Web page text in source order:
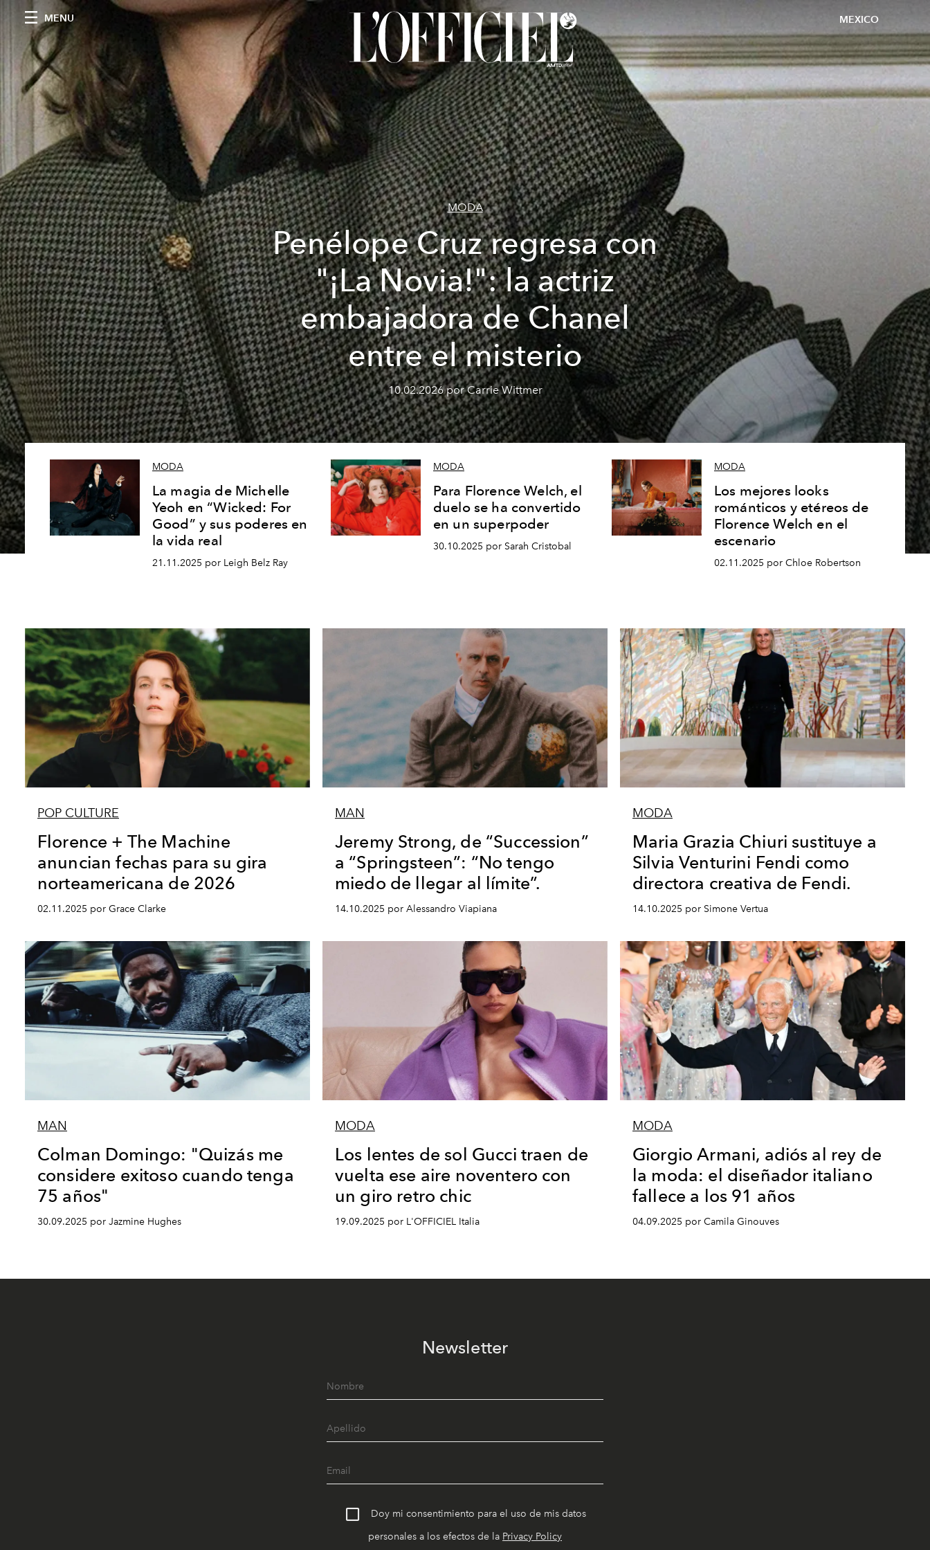
MENU MEXICO
MODA
Penélope Cruz regresa con
"¡La Novia!": la actriz
embajadora de Chanel
entre el misterio
10.02.2026 por Carrie Wittmer
MODA
La magia de Michelle
Yeoh en “Wicked: For
Good” y sus poderes en
la vida real
21.11.2025 por Leigh Belz Ray
MODA
Para Florence Welch, el
duelo se ha convertido
en un superpoder
30.10.2025 por Sarah Cristobal
MODA
Los mejores looks
románticos y etéreos de
Florence Welch en el
escenario
02.11.2025 por Chloe Robertson
POP CULTURE
Florence + The Machine
anuncian fechas para su gira
norteamericana de 2026
02.11.2025 por Grace Clarke
MAN
Jeremy Strong, de “Succession”
a “Springsteen”: “No tengo
miedo de llegar al límite”.
14.10.2025 por Alessandro Viapiana
MODA
Maria Grazia Chiuri sustituye a
Silvia Venturini Fendi como
directora creativa de Fendi.
14.10.2025 por Simone Vertua
MAN
Colman Domingo: "Quizás me
considere exitoso cuando tenga
75 años"
30.09.2025 por Jazmine Hughes
MODA
Los lentes de sol Gucci traen de
vuelta ese aire noventero con
un giro retro chic
19.09.2025 por L'OFFICIEL Italia
MODA
Giorgio Armani, adiós al rey de
la moda: el diseñador italiano
fallece a los 91 años
04.09.2025 por Camila Ginouves
Newsletter
Doy mi consentimiento para el uso de mis datos
personales a los efectos de la Privacy Policy